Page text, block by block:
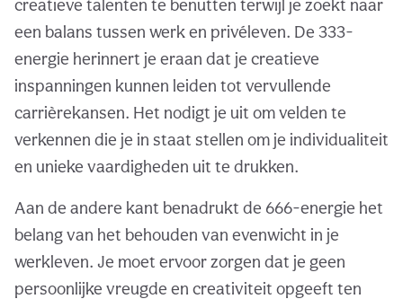
creatieve talenten te benutten terwijl je zoekt naar
een balans tussen werk en privéleven. De 333-
energie herinnert je eraan dat je creatieve
inspanningen kunnen leiden tot vervullende
carrièrekansen. Het nodigt je uit om velden te
verkennen die je in staat stellen om je individualiteit
en unieke vaardigheden uit te drukken.
Aan de andere kant benadrukt de 666-energie het
belang van het behouden van evenwicht in je
werkleven. Je moet ervoor zorgen dat je geen
persoonlijke vreugde en creativiteit opgeeft ten